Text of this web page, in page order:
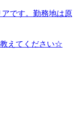
です。勤務地は原
えてください☆